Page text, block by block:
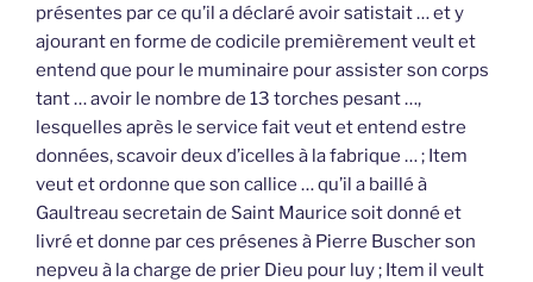
présentes par ce qu’il a déclaré avoir satistait … et y
ajourant en forme de codicile premièrement veult et
entend que pour le muminaire pour assister son corps
tant … avoir le nombre de 13 torches pesant …,
lesquelles après le service fait veut et entend estre
données, scavoir deux d’icelles à la fabrique … ; Item
veut et ordonne que son callice … qu’il a baillé à
Gaultreau secretain de Saint Maurice soit donné et
livré et donne par ces présenes à Pierre Buscher son
nepveu à la charge de prier Dieu pour luy ; Item il veult